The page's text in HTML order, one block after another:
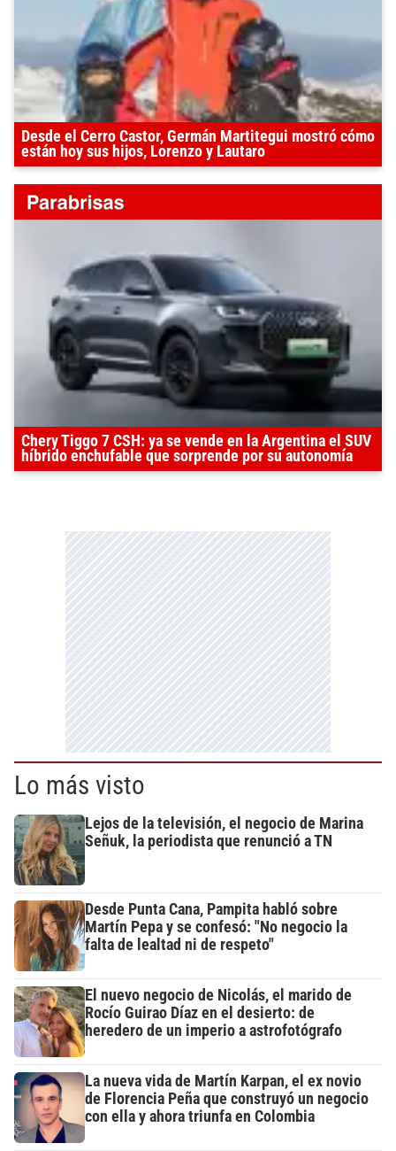
Desde el Cerro Castor, Germán Martitegui mostró cómo
están hoy sus hijos, Lorenzo y Lautaro
Chery Tiggo 7 CSH: ya se vende en la Argentina el SUV
híbrido enchufable que sorprende por su autonomía
Lo más visto
Lejos de la televisión, el negocio de Marina
Señuk, la periodista que renunció a TN
Desde Punta Cana, Pampita habló sobre
Martín Pepa y se confesó: "No negocio la
falta de lealtad ni de respeto"
El nuevo negocio de Nicolás, el marido de
Rocío Guirao Díaz en el desierto: de
heredero de un imperio a astrofotógrafo
La nueva vida de Martín Karpan, el ex novio
de Florencia Peña que construyó un negocio
con ella y ahora triunfa en Colombia